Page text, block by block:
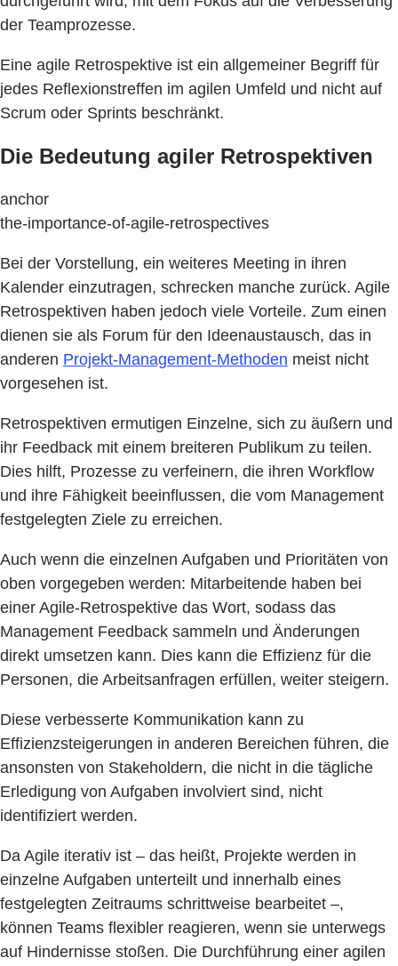
der Teamprozesse.
Eine agile Retrospektive ist ein allgemeiner Begriff für
jedes Reflexionstreffen im agilen Umfeld und nicht auf
Scrum oder Sprints beschränkt.
Die Bedeutung agiler Retrospektiven
anchor
the-importance-of-agile-retrospectives
Bei der Vorstellung, ein weiteres Meeting in ihren
Kalender einzutragen, schrecken manche zurück. Agile
Retrospektiven haben jedoch viele Vorteile. Zum einen
dienen sie als Forum für den Ideenaustausch, das in
anderen Projekt-Management-Methoden meist nicht
vorgesehen ist.
Retrospektiven ermutigen Einzelne, sich zu äußern und
ihr Feedback mit einem breiteren Publikum zu teilen.
Dies hilft, Prozesse zu verfeinern, die ihren Workflow
und ihre Fähigkeit beeinflussen, die vom Management
festgelegten Ziele zu erreichen.
Auch wenn die einzelnen Aufgaben und Prioritäten von
oben vorgegeben werden: Mitarbeitende haben bei
einer Agile-Retrospektive das Wort, sodass das
Management Feedback sammeln und Änderungen
direkt umsetzen kann. Dies kann die Effizienz für die
Personen, die Arbeitsanfragen erfüllen, weiter steigern.
Diese verbesserte Kommunikation kann zu
Effizienzsteigerungen in anderen Bereichen führen, die
ansonsten von Stakeholdern, die nicht in die tägliche
Erledigung von Aufgaben involviert sind, nicht
identifiziert werden.
Da Agile iterativ ist – das heißt, Projekte werden in
einzelne Aufgaben unterteilt und innerhalb eines
festgelegten Zeitraums schrittweise bearbeitet –,
können Teams flexibler reagieren, wenn sie unterwegs
auf Hindernisse stoßen. Die Durchführung einer agilen